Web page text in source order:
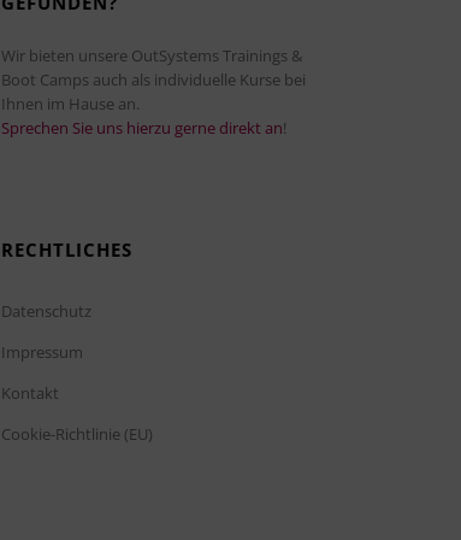
Wir bieten unsere OutSystems Trainings &
Boot Camps auch als individuelle Kurse bei
Ihnen im Hause an.
Sprechen Sie uns hierzu gerne direkt an!
RECHTLICHES
Datenschutz
Impressum
Kontakt
Cookie-Richtlinie (EU)